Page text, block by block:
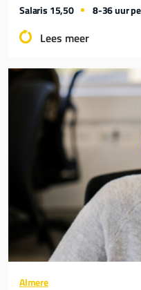
Salaris 15,50 8-36 uur
Lees meer
Almere